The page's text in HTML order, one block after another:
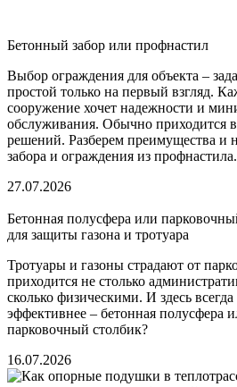
Бетонный забор или профнастил
Выбор ограждения для объекта –
простой только на первый взгляд.
сооружение хочет надежности и
обслуживания. Обычно приходится
решений. Разберем преимущества и
забора и ограждения из профнастила.
27.07.2026
Бетонная полусфера или
для защиты газона и тротуара
Тротуары и газоны страдают от
приходится не столько
сколько физическими. И здесь
эффективнее – бетонная полусфера
парковочный столбик?
16.07.2026